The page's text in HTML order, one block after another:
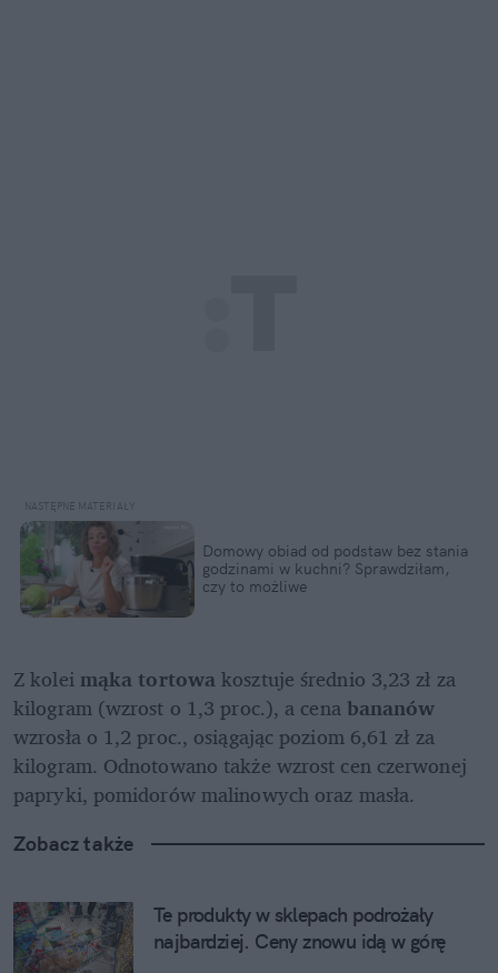
Domowy obiad od podstaw bez stania
godzinami w kuchni? Sprawdziłam,
czy to możliwe
Z kolei mąka tortowa kosztuje średnio 3,23 zł za
kilogram (wzrost o 1,3 proc.), a cena bananów
wzrosła o 1,2 proc., osiągając poziom 6,61 zł za
kilogram. Odnotowano także wzrost cen czerwonej
papryki, pomidorów malinowych oraz masła.
Zobacz także
Te produkty w sklepach podrożały
najbardziej. Ceny znowu idą w górę